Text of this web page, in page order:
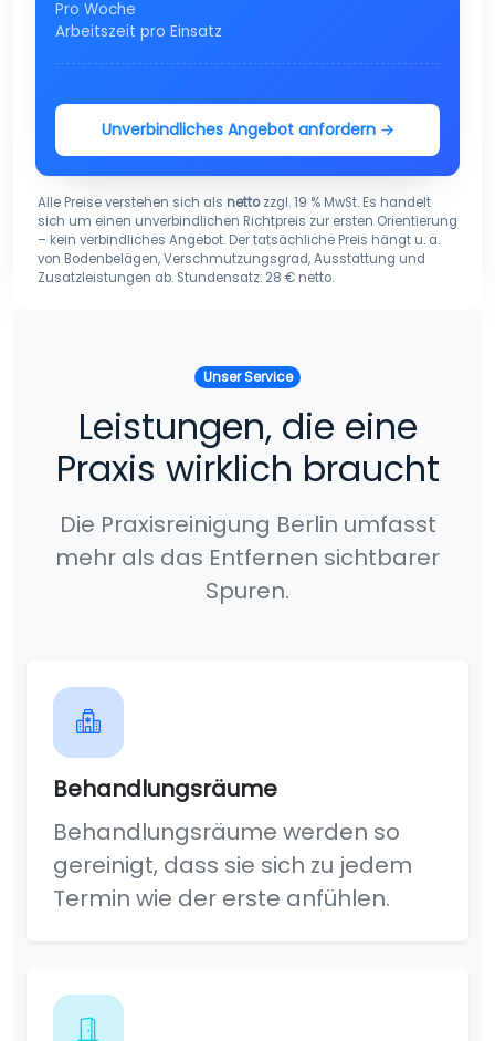
Pro Woche
Arbeitszeit pro Einsatz
Unverbindliches Angebot anfordern →
Alle Preise verstehen sich als nettozzgl. 19 % MwSt. Es handelt
sich um einen unverbindlichen Richtpreis zur ersten Orientierung
– kein verbindliches Angebot. Der tatsächliche Preis hängt u. a.
von Bodenbelägen, Verschmutzungsgrad, Ausstattung und
Zusatzleistungen ab. Stundensatz: 28 € netto.
Unser Service
Leistungen, die eine
Praxis wirklich braucht
Die Praxisreinigung Berlin umfasst
mehr als das Entfernen sichtbarer
Spuren.
Behandlungsräume
Behandlungsräume werden so
gereinigt, dass sie sich zu jedem
Termin wie der erste anfühlen.